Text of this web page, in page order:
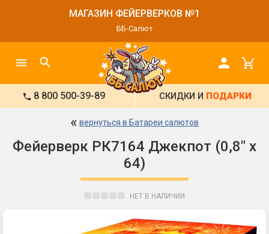
МАГАЗИН ФЕЙЕРВЕРКОВ №1
ББ-Салют
8 800 500-39-89 СКИДКИ И ПОДАРКИ
« вернуться в Батареи салютов
Фейерверк РК7164 Джекпот (0,8" х
64)
НЕТ В НАЛИЧИИ